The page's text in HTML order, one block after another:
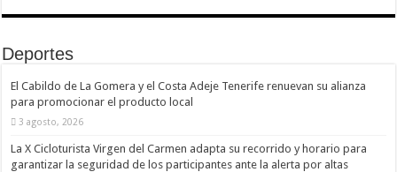
Deportes
El Cabildo de La Gomera y el Costa Adeje Tenerife renuevan su alianza
para promocionar el producto local
3 agosto, 2026
La X Cicloturista Virgen del Carmen adapta su recorrido y horario para
garantizar la seguridad de los participantes ante la alerta por altas